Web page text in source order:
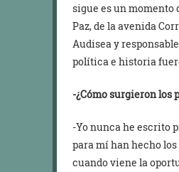
sigue es un momento
Paz, de la avenida
Audisea y
política e historia
-¿Cómo surgieron los
-Yo nunca he escrito
para mí han hecho
cuando viene la